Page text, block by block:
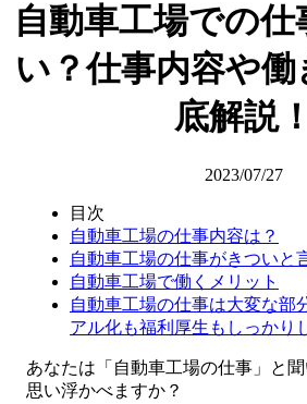
自動車工場での
い？仕事内容や
底解説！
2023/07/27
目次
自動車工場の仕事内容は？
自動車工場の仕事がきついと
自動車工場で働くメリット
自動車工場の仕事は大変な部
アル化も福利厚生もしっかり
あなたは「自動車工場の仕事」と
思い浮かべますか？